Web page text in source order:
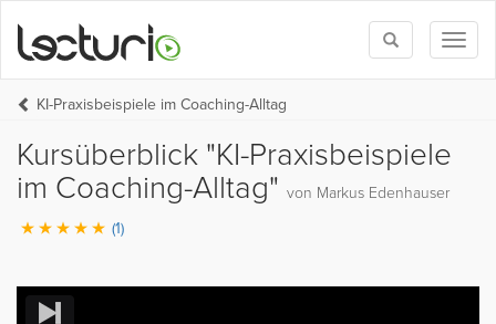
Toggle
search
KI-Praxisbeispiele im Coaching-Alltag
Kursüberblick "KI-Praxisbeispiele
im Coaching-Alltag" von Markus Edenhauser
(1)